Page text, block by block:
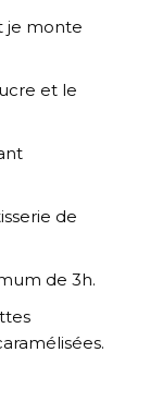
je monte
et le
de
de 3h.